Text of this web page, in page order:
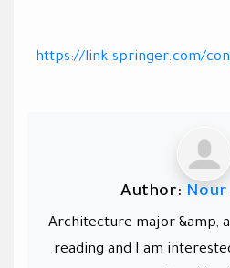
https://link.springer.com/
Author:
Architecture major &amp;
reading and I am